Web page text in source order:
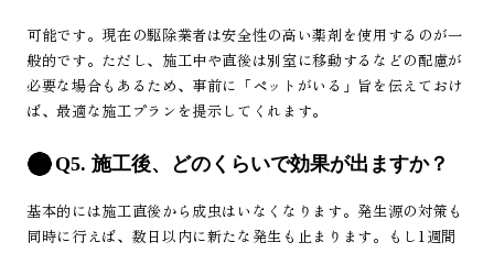
可能です。現在の駆除業者は安全性の高い薬剤を使用するのが一
般的です。ただし、施工中や直後は別室に移動するなどの配慮が
必要な場合もあるため、事前に「ペットがいる」旨を伝えておけ
ば、最適な施工プランを提示してくれます。
Q5. 施工後、どのくらいで効果が出ますか？
基本的には施工直後から成虫はいなくなります。発生源の対策も
同時に行えば、数日以内に新たな発生も止まります。もし1週間